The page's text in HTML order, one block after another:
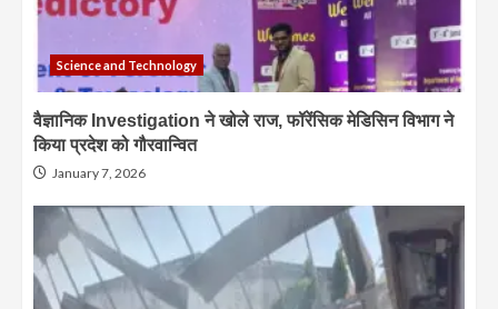
Science and Technology
वैज्ञानिक Investigation ने खोले राज, फॉरेंसिक मेडिसिन विभाग ने
किया प्रदेश को गौरवान्वित
January 7, 2026